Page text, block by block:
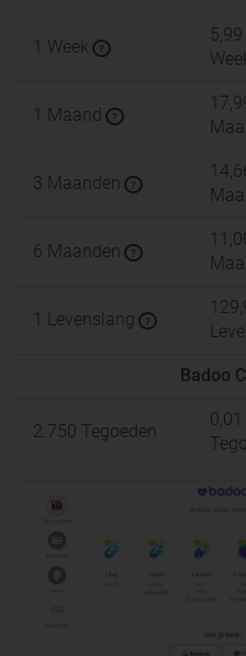
1 Week ?
5,99
1 Maand ?
3 Maanden ?
6 Maanden ?
1 Levenslang ?
Badoo
2.750 Tegoeden
0,01